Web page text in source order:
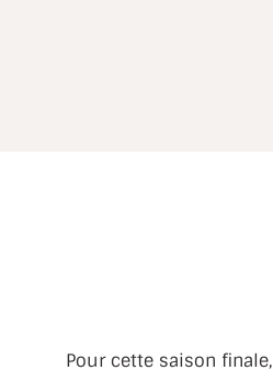
Pour cette saison finale,